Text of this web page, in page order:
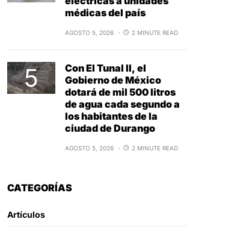
médicas del país
AGOSTO 5, 2026 2 MINUTE READ
Con El Tunal II, el
Gobierno de México
dotará de mil 500 litros
de agua cada segundo a
los habitantes de la
ciudad de Durango
AGOSTO 5, 2026 2 MINUTE READ
CATEGORÍAS
Artículos